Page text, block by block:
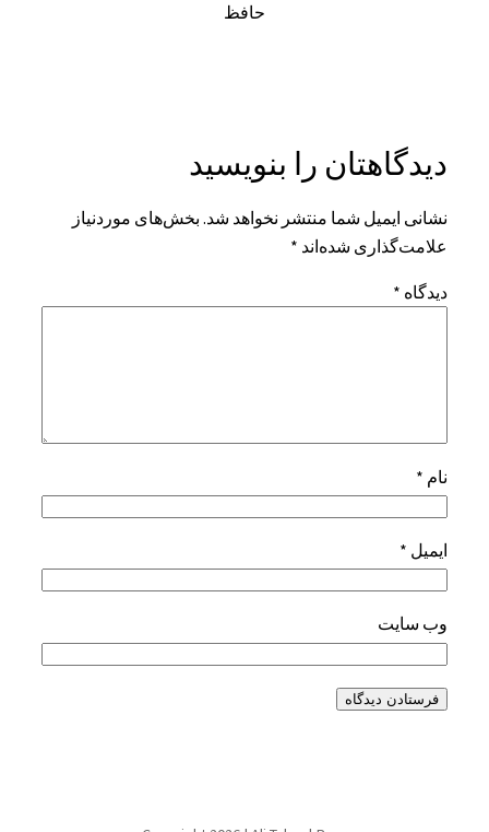
حافظ
دیدگاهتان را بنویسید
نشانی ایمیل شما منتشر نخواهد شد. بخش‌های موردنیاز
علامت‌گذاری شده‌اند *
دیدگاه *
نام *
ایمیل *
وب‌ سایت